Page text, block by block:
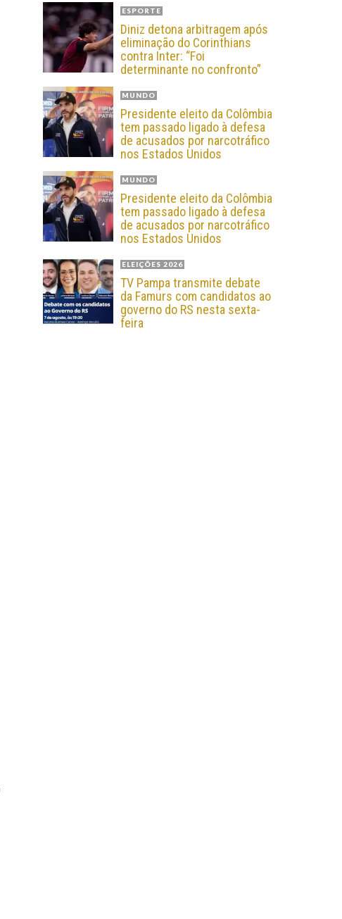
ESPORTE
Diniz detona arbitragem após
eliminação do Corinthians
contra Inter: “Foi
determinante no confronto”
MUNDO
Presidente eleito da Colômbia
tem passado ligado à defesa
de acusados por narcotráfico
nos Estados Unidos
MUNDO
Presidente eleito da Colômbia
tem passado ligado à defesa
de acusados por narcotráfico
nos Estados Unidos
ELEIÇÕES 2026
TV Pampa transmite debate
da Famurs com candidatos ao
governo do RS nesta sexta-
feira